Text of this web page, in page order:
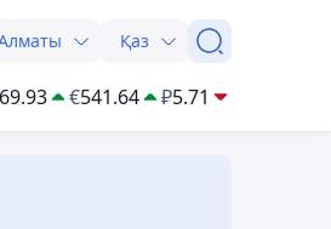
Қаз
€541.64 ₽5.71